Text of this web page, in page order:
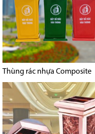
Thùng rác nhựa Composite